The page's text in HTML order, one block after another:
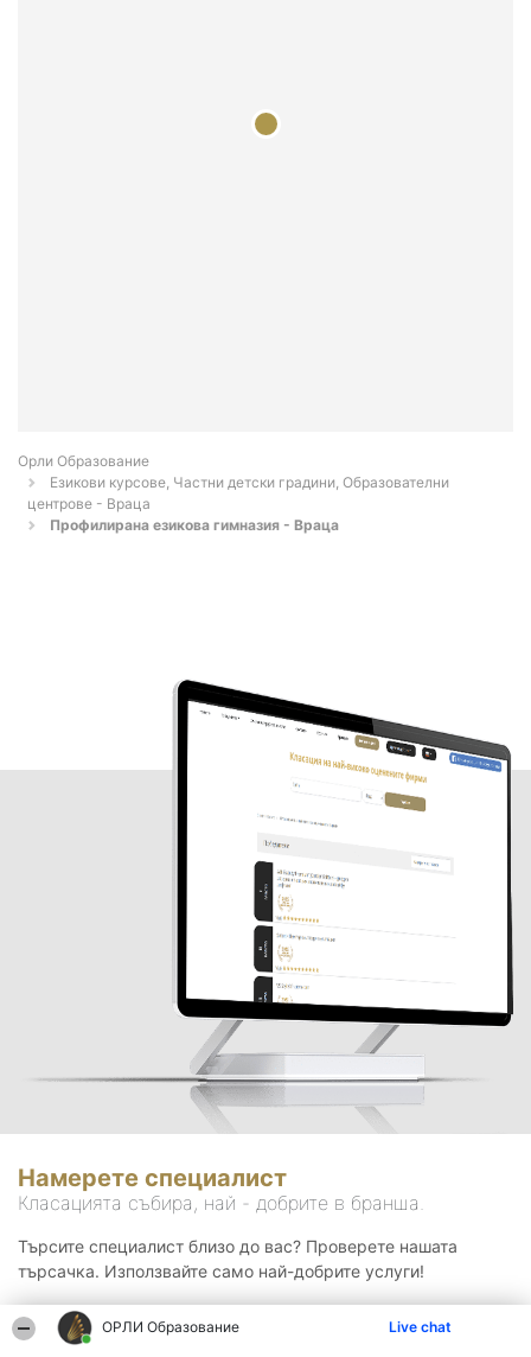
ОРЛИ Образование Live chat
Орли Образование
Езикови курсове, Частни детски градини, Образователни
центрове - Враца
Профилирана езикова гимназия - Враца
Намерете специалист
Класацията събира, най - добрите в бранша.
Търсите специалист близо до вас? Проверете нашата
търсачка. Използвайте само най-добрите услуги!